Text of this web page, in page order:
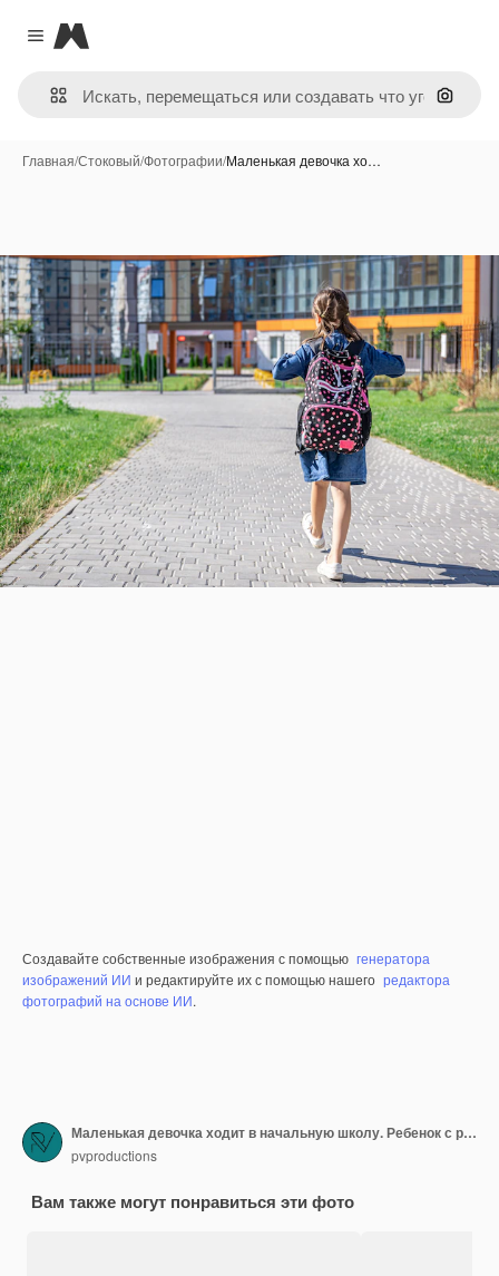
Close menu
Magnific
Поиск
Главная/Стоковый/Фотографии/Маленькая девочка хо…
Создавайте собственные изображения с помощью генератора
изображений ИИ и редактируйте их с помощью нашего редактора
фотографий на основе ИИ.
Маленькая девочка ходит в начальную школу. Ребенок с рюкзаком собирается учиться. Снова в школу концепции.
pvproductions
Вам также могут понравиться эти фото